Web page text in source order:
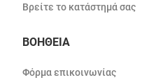
Βρείτε το κατάστημά σας
ΒΟΗΘΕΙΑ
Φόρμα επικοινωνίας